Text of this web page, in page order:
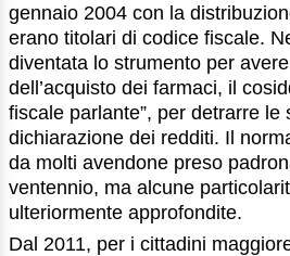
gennaio 2004 con la
erano titolari di codice fiscale.
diventata lo strumento per
dell’acquisto dei farmaci, il
fiscale parlante”, per detrarre le
dichiarazione dei redditi. Il
da molti avendone preso
ventennio, ma alcune
ulteriormente approfondite.
Dal 2011, per i cittadini